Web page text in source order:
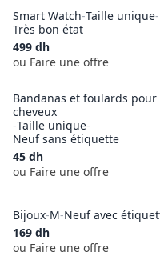
Smart Watch-Taille unique-
Très bon état
499 dh
ou Faire une offre
Bandanas et foulards pour
cheveux
-Taille unique-
Neuf sans étiquette
45 dh
ou Faire une offre
Bijoux-M-Neuf avec
169 dh
ou Faire une offre